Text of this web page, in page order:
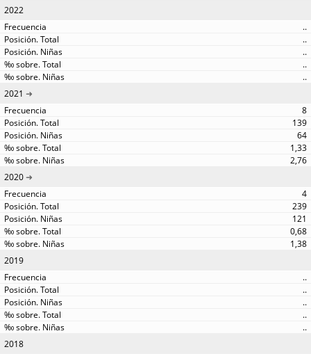
2022
..
..
..
..
..
2021
8
139
64
1,33
2,76
2020
4
239
121
0,68
1,38
2019
..
..
..
..
..
2018